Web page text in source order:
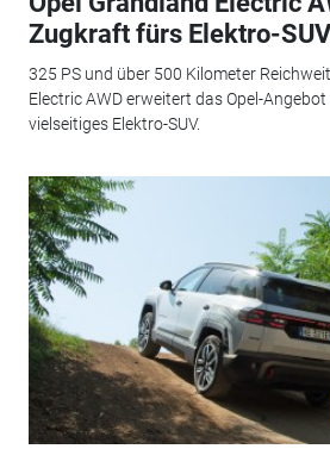
Zugkraft fürs Elektro-SUV
325 PS und über 500 Kilometer
Electric AWD erweitert das Opel-
vielseitiges Elektro-SUV.